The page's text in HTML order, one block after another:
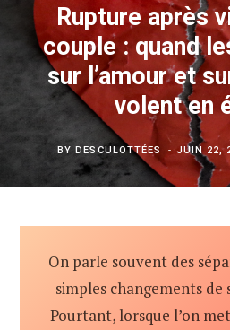
Rupture après
couple : quand
sur l’amour et
volent en
BYDESCULOTTÉES JUIN 22,
On parle souvent des
simples changements
Pourtant, lorsque l’on